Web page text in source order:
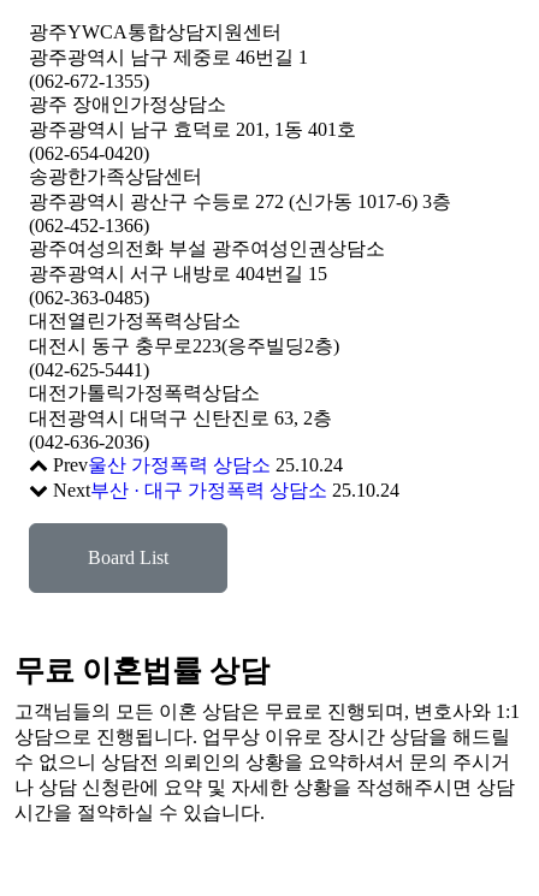
광주YWCA통합상담지원센터
광주광역시 남구 제중로 46번길 1
(062-672-1355)
광주 장애인가정상담소
광주광역시 남구 효덕로 201, 1동 401호
(062-654-0420)
송광한가족상담센터
광주광역시 광산구 수등로 272 (신가동 1017-6) 3층
(062-452-1366)
광주여성의전화 부설 광주여성인권상담소
광주광역시 서구 내방로 404번길 15
(062-363-0485)
대전열린가정폭력상담소
대전시 동구 충무로223(응주빌딩2층)
(042-625-5441)
대전가톨릭가정폭력상담소
대전광역시 대덕구 신탄진로 63, 2층
(042-636-2036)
Prev울산 가정폭력 상담소 25.10.24
Next부산 · 대구 가정폭력 상담소 25.10.24
Board List
무료 이혼법률 상담
고객님들의 모든 이혼 상담은 무료로 진행되며, 변호사와 1:1
상담으로 진행됩니다. 업무상 이유로 장시간 상담을 해드릴
수 없으니 상담전 의뢰인의 상황을 요약하셔서 문의 주시거
나 상담 신청란에 요약 및 자세한 상황을 작성해주시면 상담
시간을 절약하실 수 있습니다.